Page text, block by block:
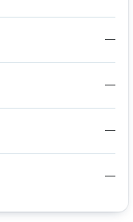
—
—
—
—